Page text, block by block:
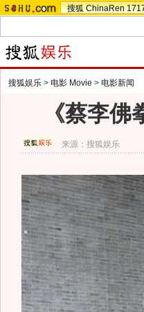
搜狐 ChinaRen
搜狐娱乐 > 电影 Movie > 电影新闻
《蔡李
来源：搜狐娱乐